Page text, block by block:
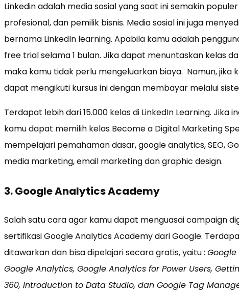
Linkedin adalah media sosial yang saat ini semakin
profesional, dan pemilik bisnis. Media sosial ini juga
bernama LinkedIn learning. Apabila kamu adalah
free trial selama 1 bulan. Jika dapat menuntaskan kelas
maka kamu tidak perlu mengeluarkan biaya. Namun, jika
dapat mengikuti kursus ini dengan membayar melalui
Terdapat lebih dari 15.000 kelas di LinkedIn Learning. Jika
kamu dapat memilih kelas Become a Digital Marketing
mempelajari pemahaman dasar, google analytics, SEO,
media marketing, email marketing dan graphic design.
3. Google Analytics Academy
Salah satu cara agar kamu dapat menguasai campaign
sertifikasi Google Analytics Academy dari Google.
ditawarkan dan bisa dipelajari secara gratis, yaitu :
Google Analytics, Google Analytics for Power Users,
360, Introduction to Data Studio, dan Google Tag